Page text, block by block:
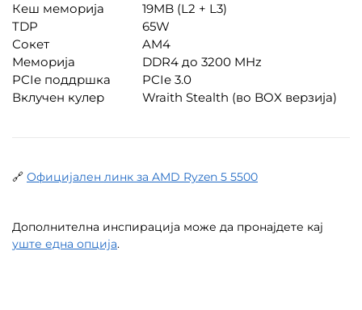
Кеш меморија
19MB (L2 + L3)
TDP
65W
Сокет
AM4
Меморија
DDR4 до 3200 MHz
PCIe поддршка
PCIe 3.0
Вклучен кулер
Wraith Stealth (во BOX верзија)
🔗 Официјален линк за AMD Ryzen 5 5500
Дополнителна инспирација може да пронајдете кај
уште една опција.